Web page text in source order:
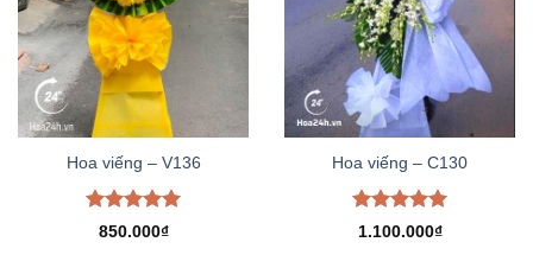
Hoa viếng – V136
Được xếp
850.000₫
Hoa viếng – C130
Được xếp
1.100.000₫